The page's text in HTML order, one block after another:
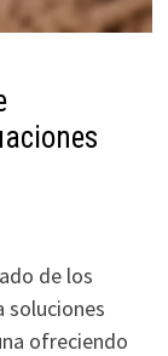
de los
soluciones
ofreciendo